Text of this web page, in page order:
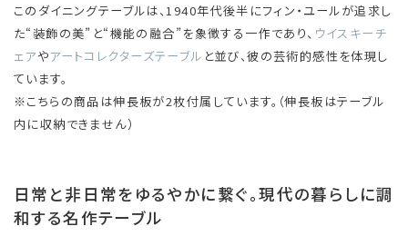
このダイニングテーブルは、1940年代後半にフィン・ユールが追求し
た“装飾の美”と“機能の融合”を象徴する一作であり、 ウイスキーチ
ェアやアートコレクターズテーブル と並び、彼の芸術的感性を体現し
ています。
※こちらの商品は伸長板が2枚付属しています。（伸長板はテーブル
内に収納できません）
日常と非日常をゆるやかに繋ぐ。現代の暮らしに調
和する名作テーブル